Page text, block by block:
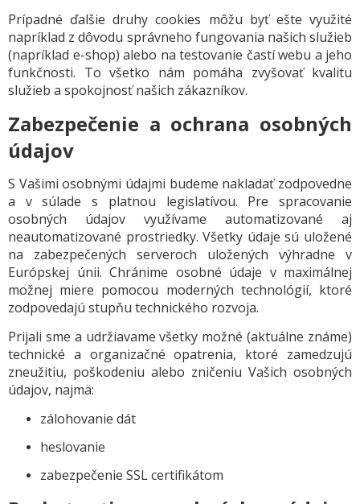
Prípadné ďalšie druhy cookies môžu byť ešte využité
napríklad z dôvodu správneho fungovania našich služieb
(napríklad e-shop) alebo na testovanie častí webu a jeho
funkčnosti. To všetko nám pomáha zvyšovať kvalitu
služieb a spokojnosť našich zákazníkov.
Zabezpečenie a ochrana osobných
údajov
S Vašimi osobnými údajmi budeme nakladať zodpovedne
a v súlade s platnou legislatívou. Pre spracovanie
osobných údajov využívame automatizované aj
neautomatizované prostriedky. Všetky údaje sú uložené
na zabezpečených serveroch uložených výhradne v
Európskej únii. Chránime osobné údaje v maximálnej
možnej miere pomocou moderných technológií, ktoré
zodpovedajú stupňu technického rozvoja.
Prijali sme a udržiavame všetky možné (aktuálne známe)
technické a organizačné opatrenia, ktoré zamedzujú
zneužitiu, poškodeniu alebo zničeniu Vašich osobných
údajov, najmä:
zálohovanie dát
heslovanie
zabezpečenie SSL certifikátom